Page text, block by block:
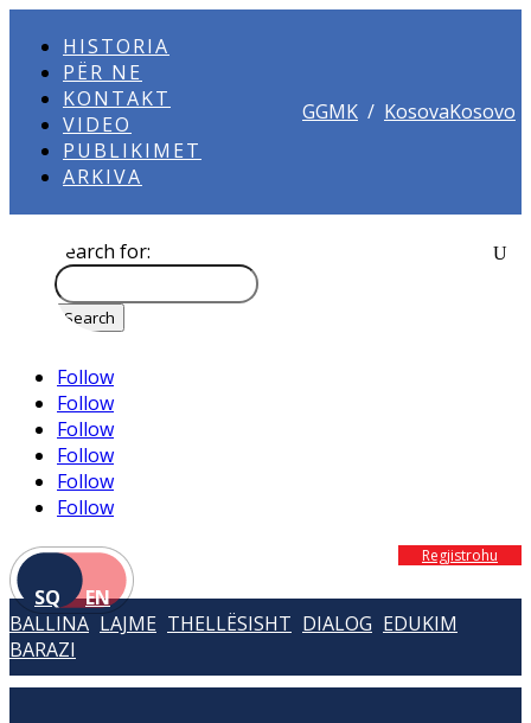
HISTORIA
PËR NE
KONTAKT
VIDEO
PUBLIKIMET
ARKIVA
GGMK / KosovaKosovo
Search for:
Follow
Follow
Follow
Follow
Follow
Follow
SQ EN
Regjistrohu
BALLINA LAJME THELLËSISHT DIALOG EDUKIM
BARAZI